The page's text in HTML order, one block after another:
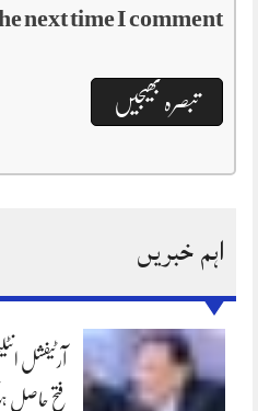
next time I comment.
اہم خبریں
آرٹیفشل